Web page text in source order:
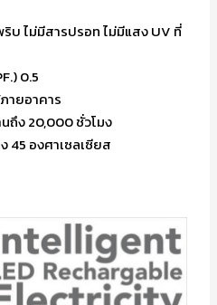
บ ไม่มีสารปรอท ไม่มีแสง UV ที่
0.5
ายอาคาร
ถึง 20,000 ชั่วโมง
45 องศาเซลเซียส